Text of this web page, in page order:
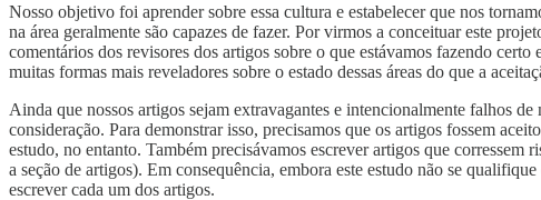
Nosso objetivo foi aprender sobre essa cultura e estabelecer que nos
na área geralmente são capazes de fazer. Por virmos a conceituar este
comentários dos revisores dos artigos sobre o que estávamos fazendo
muitas formas mais reveladores sobre o estado dessas áreas do que a
Ainda que nossos artigos sejam extravagantes e intencionalmente falhos
consideração. Para demonstrar isso, precisamos que os artigos fossem
estudo, no entanto. Também precisávamos escrever artigos que corressem
a seção de artigos). Em consequência, embora este estudo não se
escrever cada um dos artigos.